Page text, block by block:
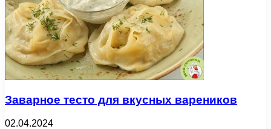
Заварное тесто для вкусных вареников
02.04.2024